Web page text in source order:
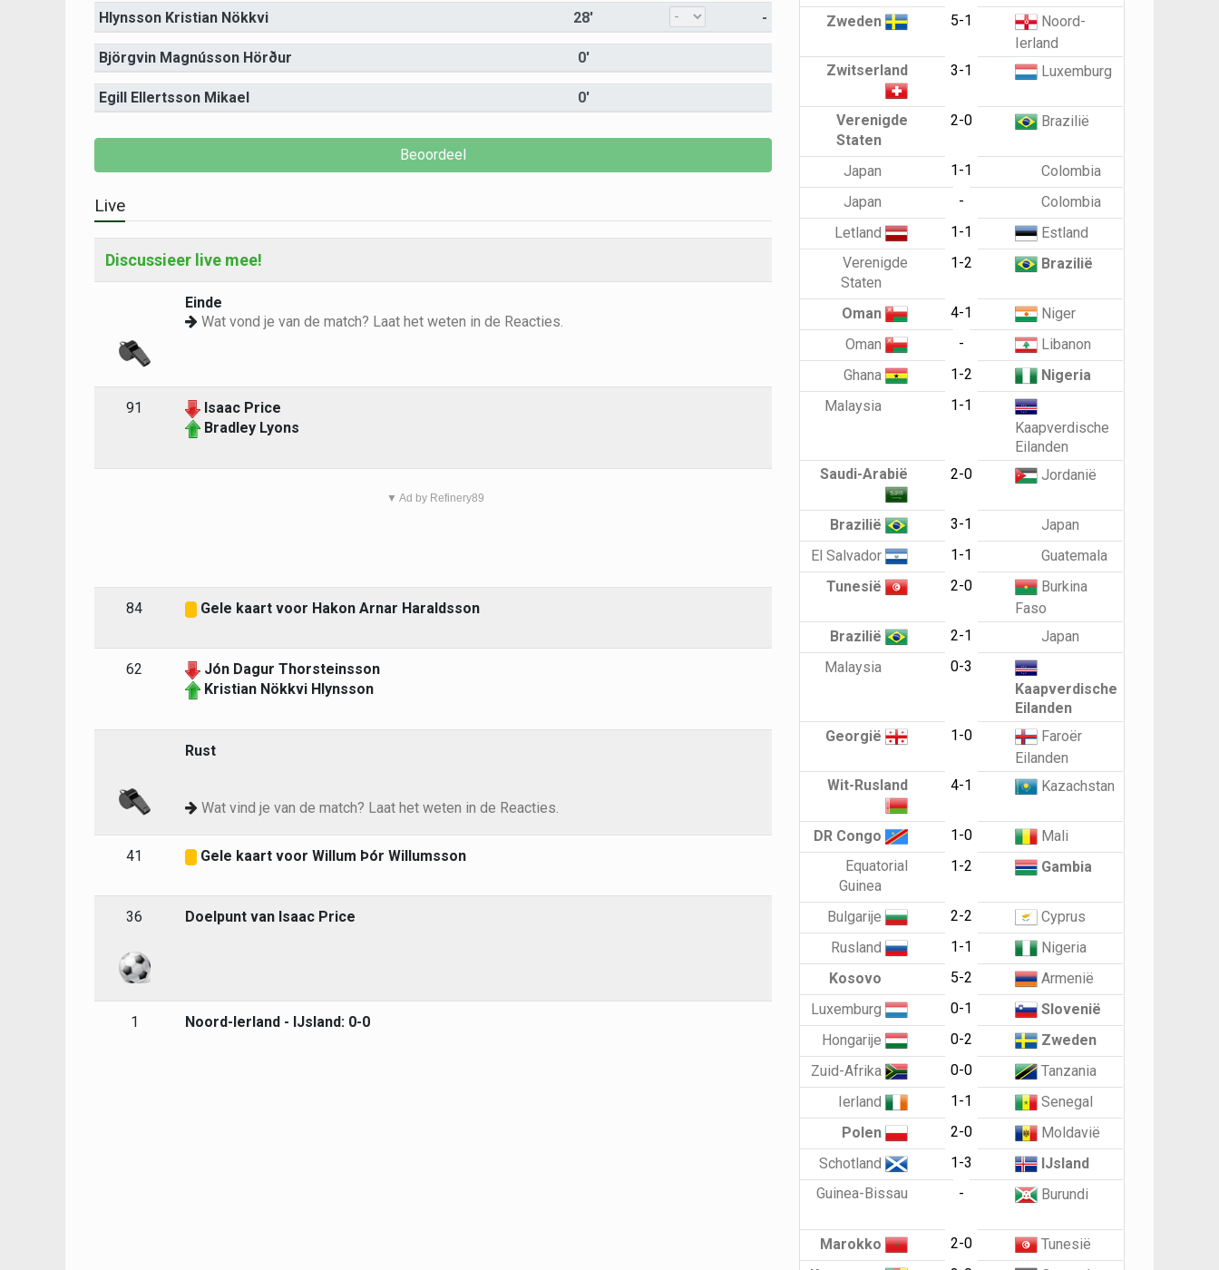
Hlynsson Kristian Nökkvi 28' -
Björgvin Magnússon Hörður 0'
Egill Ellertsson Mikael 0'
Live
Discussieer live mee!
Einde
Wat vond je van de match? Laat het weten in de Reacties.
91
Isaac Price
Bradley Lyons
▼ Ad by Refinery89
84 Gele kaart voor Hakon Arnar Haraldsson
62
Jón Dagur Thorsteinsson
Kristian Nökkvi Hlynsson
Rust
Wat vind je van de match? Laat het weten in de Reacties.
41 Gele kaart voor Willum Þór Willumsson
36 Doelpunt van Isaac Price
1 Noord-Ierland - IJsland: 0-0
Zweden
5-1
Noord-
Ierland
Zwitserland
3-1 Luxemburg
Verenigde
Staten
2-0 Brazilië
Japan 1-1
Colombia
Japan
-
Colombia
Letland
1-1
Estland
Verenigde
Staten
1-2 Brazilië
Oman 4-1
Niger
Oman
-
Libanon
Ghana
1-2
Nigeria
Malaysia
1-1
Kaapverdische
Eilanden
Saudi-Arabië
2-0 Jordanië
Brazilië 3-1
Japan
El Salvador
1-1
Guatemala
Tunesië
2-0
Burkina
Faso
Brazilië
2-1
Japan
Malaysia
0-3
Kaapverdische
Eilanden
Georgië
1-0
Faroër
Eilanden
Wit-Rusland
4-1 Kazachstan
DR Congo 1-0
Mali
Equatorial
Guinea
1-2 Gambia
Bulgarije 2-2
Cyprus
Rusland
1-1
Nigeria
Kosovo
5-2
Armenië
Luxemburg
0-1
Slovenië
Hongarije
0-2
Zweden
Zuid-Afrika
0-0
Tanzania
Ierland
1-1
Senegal
Polen
2-0
Moldavië
Schotland
1-3
IJsland
Guinea-Bissau
- Burundi
Marokko 2-0
Tunesië